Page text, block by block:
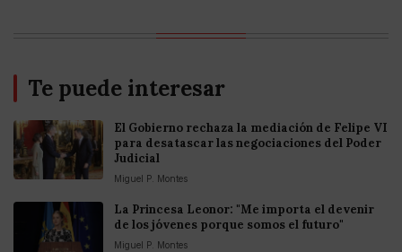
Te puede interesar
El Gobierno rechaza la mediación de Felipe VI
para desatascar las negociaciones del Poder
Judicial
Miguel P. Montes
La Princesa Leonor: "Me importa el devenir
de los jóvenes porque somos el futuro"
Miguel P. Montes